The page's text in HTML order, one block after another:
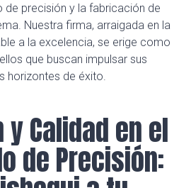
precisión y la fabricación de
Nuestra firma, arraigada en la
a la excelencia, se erige como
que buscan impulsar sus
horizontes de éxito.
Calidad en el
de Precisión: